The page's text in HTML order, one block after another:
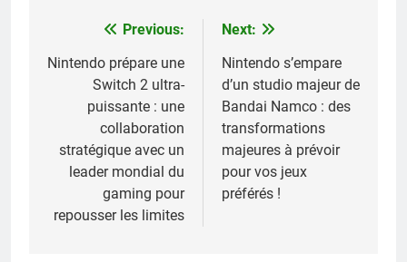
Navigation
de
l’article
Previous:
Nintendo prépare une
Switch 2 ultra-
puissante : une
collaboration
stratégique avec un
leader mondial du
gaming pour
repousser les limites
Next:
Nintendo s’empare
d’un studio majeur de
Bandai Namco : des
transformations
majeures à prévoir
pour vos jeux
préférés !